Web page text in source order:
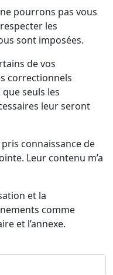
pourrons pas vous
les
sont imposées.
de vos
correctionnels
seuls les
leur seront
connaissance de
Leur contenu m’a
et la
comme
et l’annexe.